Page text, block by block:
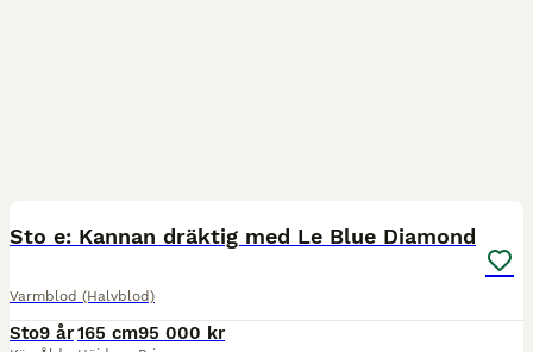
Sto e: Kannan dräktig med Le Blue Diamond
Varmblod (Halvblod)
Sto9 år165 cm95 000 kr